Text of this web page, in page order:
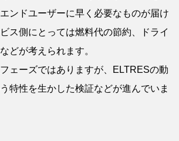
ンドユーザーに早く必要なものが届け
ス側にとっては燃料代の節約、ドライ
どが考えられます。
ェーズではありますが、ELTRESの動
特性を生かした検証などが進んでいま